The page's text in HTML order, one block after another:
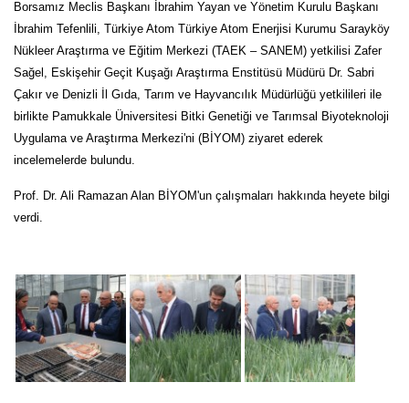
Borsamız Meclis Başkanı İbrahim Yayan ve Yönetim Kurulu Başkanı
İbrahim Tefenlili, Türkiye Atom Türkiye Atom Enerjisi Kurumu Sarayköy
Nükleer Araştırma ve Eğitim Merkezi (TAEK – SANEM) yetkilisi Zafer
Sağel, Eskişehir Geçit Kuşağı Araştırma Enstitüsü Müdürü Dr. Sabri
Çakır ve Denizli İl Gıda, Tarım ve Hayvancılık Müdürlüğü yetkilileri ile
birlikte Pamukkale Üniversitesi Bitki Genetiği ve Tarımsal Biyoteknoloji
Uygulama ve Araştırma Merkezi'ni (BİYOM) ziyaret ederek
incelemelerde bulundu.
Prof. Dr. Ali Ramazan Alan BİYOM'un çalışmaları hakkında heyete bilgi
verdi.